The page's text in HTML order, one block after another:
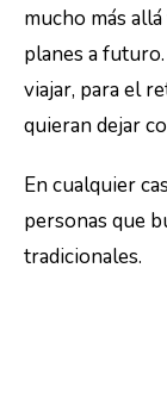
mucho más
planes a
viajar, para el
quieran dejar
En cualquier
personas que
tradicionales.